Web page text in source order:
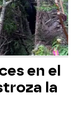
en el
la